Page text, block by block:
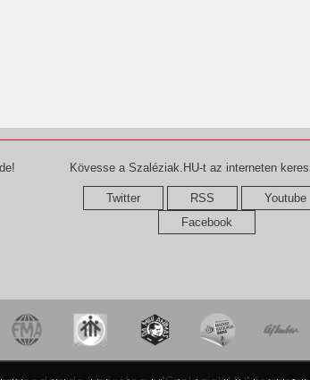
Kövesse a Szaléziak.HU-t az interneten
Twitter RSS
Youtube
Facebook